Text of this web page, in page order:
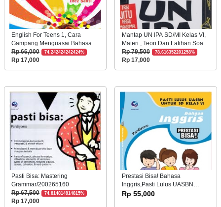
English For Teens 1, Cara
Gampang Menguasai Bahasa
Inggris
Rp 66,000 74.242424242424%
Rp 17,000
Mantap UN IPA SD/MI Kelas VI,
Materi , Teori Dan Latihan Soal
Lengkap
Rp 79,500 78.616352201258%
Rp 17,000
Pasti Bisa: Mastering
Grammar/200265160
Rp 67,500
74.814814814815%
Rp 17,000
Prestasi Bisa! Bahasa
Inggris,Pasti Lulus UASBN
Untuk SD Kelas VI
Rp 55,000